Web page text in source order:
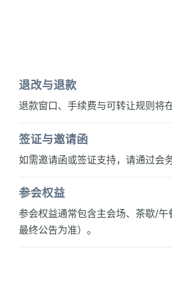
退改与退款
退款窗口、手续费与可转让规则将
签证与邀请函
如需邀请函或签证支持，请通过会
参会权益
参会权益通常包含主会场、茶歇/
最终公告为准）。